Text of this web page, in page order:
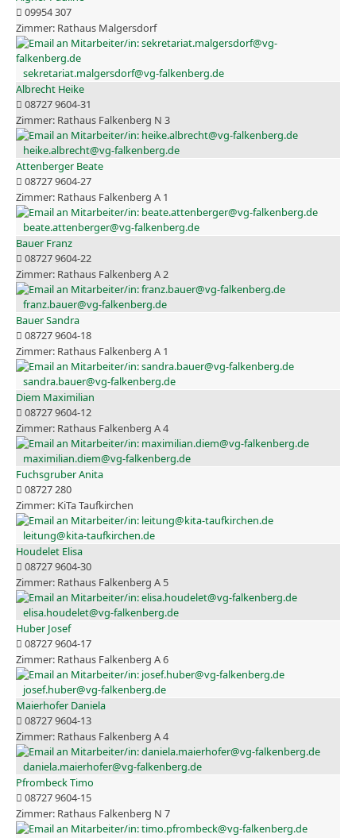
09954 307
Rathaus Malgersdorf
sekretariat.malgersdorf@vg-falkenberg.de
Albrecht Heike
08727 9604-31
Rathaus Falkenberg N 3
heike.albrecht@vg-falkenberg.de
Attenberger Beate
08727 9604-27
Rathaus Falkenberg A 1
beate.attenberger@vg-falkenberg.de
Bauer Franz
08727 9604-22
Rathaus Falkenberg A 2
franz.bauer@vg-falkenberg.de
Bauer Sandra
08727 9604-18
Rathaus Falkenberg A 1
sandra.bauer@vg-falkenberg.de
Diem Maximilian
08727 9604-12
Rathaus Falkenberg A 4
maximilian.diem@vg-falkenberg.de
Fuchsgruber Anita
08727 280
KiTa Taufkirchen
leitung@kita-taufkirchen.de
Houdelet Elisa
08727 9604-30
Rathaus Falkenberg A 5
elisa.houdelet@vg-falkenberg.de
Huber Josef
08727 9604-17
Rathaus Falkenberg A 6
josef.huber@vg-falkenberg.de
Maierhofer Daniela
08727 9604-13
Rathaus Falkenberg A 4
daniela.maierhofer@vg-falkenberg.de
Pfrombeck Timo
08727 9604-15
Rathaus Falkenberg N 7